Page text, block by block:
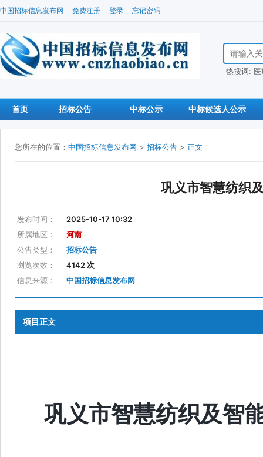
中国招标信息发布网 免费注册 登录 忘记密码
搜索招标信
热搜词:
首页 招标公告 中标公示 中标候选人公示
您所在的位置： 中国招标信息发布网 > 招标公告 > 正文
巩义市智慧纺织
发布时间：
2025-10-17 10:32
所属地区：
河南
公告类型：
招标公告
浏览次数：
4142 次
信息来源：
中国招标信息发布网
项目正文